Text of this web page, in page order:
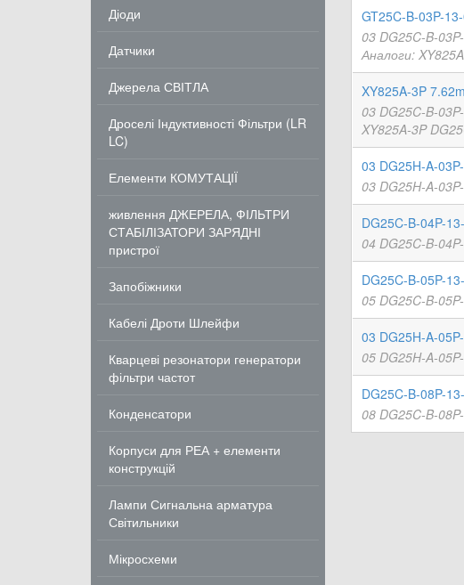
Діоди
Датчики
Джерела СВІТЛА
Дроселі Індуктивності Фільтри (LR
LC)
Елементи КОМУТАЦІЇ
живлення ДЖЕРЕЛА, ФІЛЬТРИ
СТАБІЛІЗАТОРИ ЗАРЯДНІ
пристрої
Запобіжники
Кабелі Дроти Шлейфи
Кварцеві резонатори генератори
фільтри частот
Конденсатори
Корпуси для РЕА + елементи
конструкцій
Лампи Сигнальна арматура
Світильники
Мікросхеми
GT25C-B-03P-
03 DG25C-B-
Аналоги:
XY825A-3P
03 DG25C-B-
XY825A-3P
03 DG25H-A-
03 DG25H-A-
DG25C-B-04P-
04 DG25C-B-
DG25C-B-05P-
05 DG25C-B-
03 DG25H-A-
05 DG25H-A-
DG25C-B-08P-
08 DG25C-B-